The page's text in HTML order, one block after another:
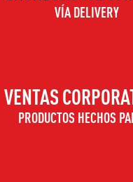
VÍA DELIVERY
VENTAS
PRODUCTOS HECHOS